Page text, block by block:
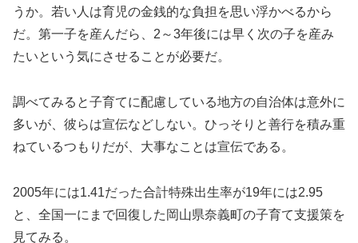
うか。若い人は育児の金銭的な負担を思い浮かべるから
だ。第一子を産んだら、2～3年後には早く次の子を産み
たいという気にさせることが必要だ。
調べてみると子育てに配慮している地方の自治体は意外に
多いが、彼らは宣伝などしない。ひっそりと善行を積み重
ねているつもりだが、大事なことは宣伝である。
2005年には1.41だった合計特殊出生率が19年には2.95
と、全国一にまで回復した岡山県奈義町の子育て支援策を
見てみる。